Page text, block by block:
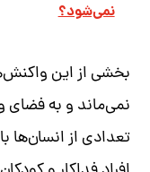
نمی‌شود؟
بخشی از این
نمی‌ماند و به فضای
تعدادی از